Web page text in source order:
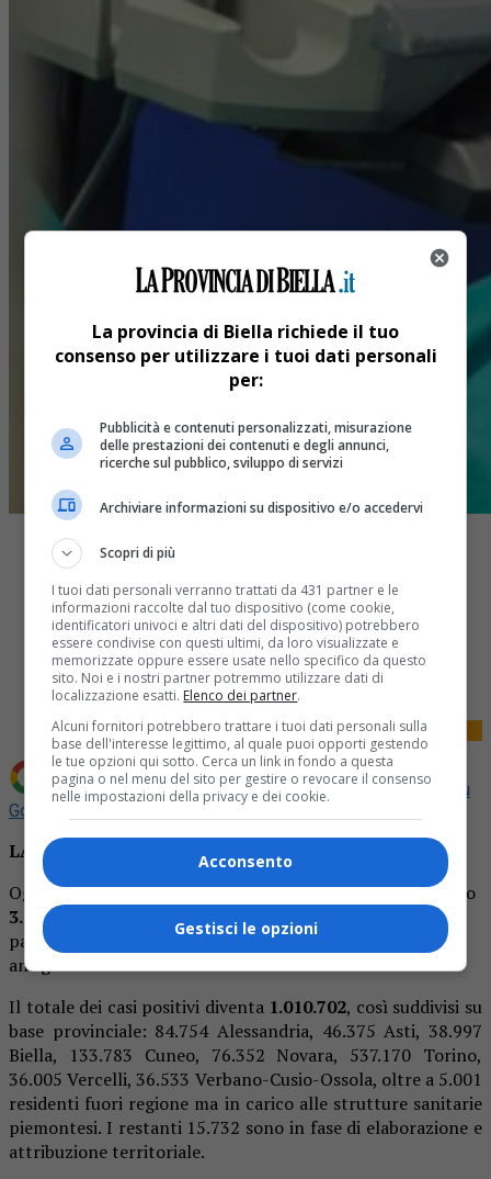
Share
Tweet
Aggiungi La Provincia di Biella come Fonte preferita su
Google
LA SITUAZIONE DEI CONTAGI
Oggi l’Unità di Crisi della Regione Piemonte ha comunicato
3.206
nuovi casi di persone risultate positive al Covid-19,
pari al
33.851tamponi eseguiti, di cui
antigenici.
Il totale dei casi positivi diventa 1.010.702, così suddivisi su
base provinciale: 84.754 Alessandria, 46.375 Asti, 38.997
Biella, 133.783 Cuneo, 76.352 Novara, 537.170 Torino,
36.005 Vercelli, 36.533 Verbano-Cusio-Ossola, oltre a 5.001
residenti fuori regione ma in carico alle strutture sanitarie
piemontesi. I restanti 15.732 sono in fase di elaborazione e
attribuzione territoriale.
La provincia di Biella richiede il tuo
consenso per utilizzare i tuoi dati personali
per:
Pubblicità e contenuti personalizzati, misurazione
delle prestazioni dei contenuti e degli annunci,
ricerche sul pubblico, sviluppo di servizi
Archiviare informazioni su dispositivo e/o accedervi
Scopri di più
I tuoi dati personali verranno trattati da 431 partner e le
informazioni raccolte dal tuo dispositivo (come cookie,
identificatori univoci e altri dati del dispositivo) potrebbero
essere condivise con questi ultimi, da loro visualizzate e
memorizzate oppure essere usate nello specifico da questo
sito. Noi e i nostri partner potremmo utilizzare dati di
localizzazione esatti. Elenco dei partner.
Alcuni fornitori potrebbero trattare i tuoi dati personali sulla
base dell'interesse legittimo, al quale puoi opporti gestendo
le tue opzioni qui sotto. Cerca un link in fondo a questa
pagina o nel menu del sito per gestire o revocare il consenso
nelle impostazioni della privacy e dei cookie.
Acconsento
Gestisci le opzioni